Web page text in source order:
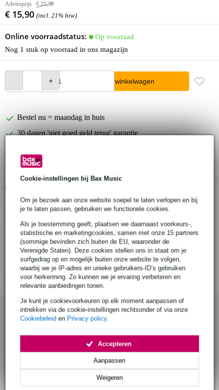
Cookie-instellingen bij Bax Music
Om je bezoek aan onze website soepel te laten verlopen en bij
je te laten passen, gebruiken we functionele cookies.
Als je toestemming geeft, plaatsen we daarnaast voorkeurs-,
statistische en marketingcookies, samen met onze 15 partners
(sommige bevinden zich buiten de EU, waaronder de
Verenigde Staten). Deze cookies stellen ons in staat om je
surfgedrag op en mogelijk buiten onze website te volgen,
waarbij we je IP-adres en unieke gebruikers-ID’s gebruiken
voor herkenning. Zo kunnen we je ervaring verbeteren en
relevante aanbiedingen tonen.
Je kunt je cookievoorkeuren op elk moment aanpassen of
intrekken via de cookie-instellingen rechtsonder of via onze
Cookiebeleid en Privacy policy.
Weigeren
Aanpassen
Accepteren
Adviesprijs € 21,30
€ 15,90 (incl. 21% btw)
Online voorraadstatus:
Op voorraad
Nog 1 stuk op voorraad in ons magazijn
In winkelwagen
Bestel nu = maandag in huis
30 dagen 'niet goed geld terug' garantie
Productinformatie
extensiepaal voor Spider Pro en Baby-Spider Pro
te bevestigen op K&M 18868 laptophouder of op een K&M
26010 statief
lengte: 330 tot 550mm
Bekijk alle productspecificaties
Accessoires (1)